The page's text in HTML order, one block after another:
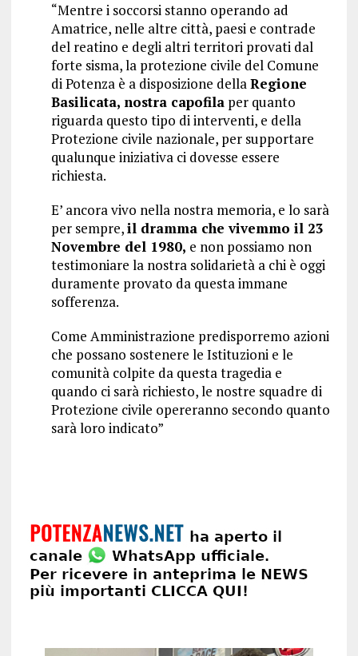
“Mentre i soccorsi stanno operando ad
Amatrice, nelle altre città, paesi e contrade
del reatino e degli altri territori provati dal
forte sisma, la protezione civile del Comune
di Potenza è a disposizione dellaRegione
Basilicata, nostra capofilaper quanto
riguarda questo tipo di interventi, e della
Protezione civile nazionale, per supportare
qualunque iniziativa ci dovesse essere
richiesta.
E’ ancora vivo nella nostra memoria, e lo sarà
per sempre,il dramma che vivemmo il 23
Novembre del 1980, e non possiamo non
testimoniare la nostra solidarietà a chi è oggi
duramente provato da questa immane
sofferenza.
Come Amministrazione predisporremo azioni
che possano sostenere le Istituzioni e le
comunità colpite da questa tragedia e
quando ci sarà richiesto, le nostre squadre di
Protezione civile opereranno secondo quanto
sarà loro indicato”